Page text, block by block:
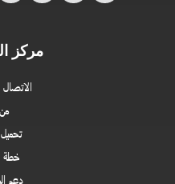
مركز
الاتصال
خطة
دعم